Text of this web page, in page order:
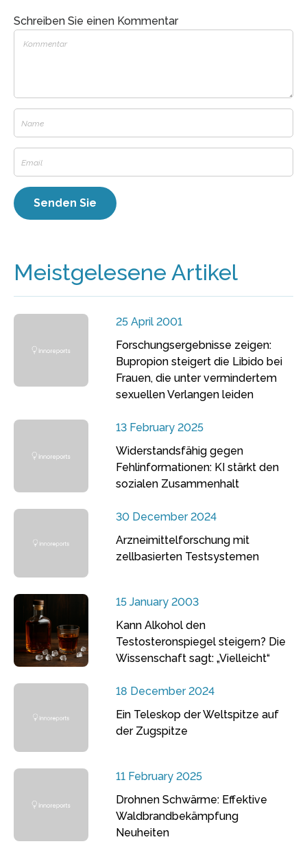
Schreiben Sie einen Kommentar
Meistgelesene Artikel
25 April 2001
Forschungsergebnisse zeigen:
Bupropion steigert die Libido bei
Frauen, die unter vermindertem
sexuellen Verlangen leiden
13 February 2025
Widerstandsfähig gegen
Fehlinformationen: KI stärkt den
sozialen Zusammenhalt
30 December 2024
Arzneimittelforschung mit
zellbasierten Testsystemen
15 January 2003
Kann Alkohol den
Testosteronspiegel steigern? Die
Wissenschaft sagt: „Vielleicht“
18 December 2024
Ein Teleskop der Weltspitze auf
der Zugspitze
11 February 2025
Drohnen Schwärme: Effektive
Waldbrandbekämpfung
Neuheiten